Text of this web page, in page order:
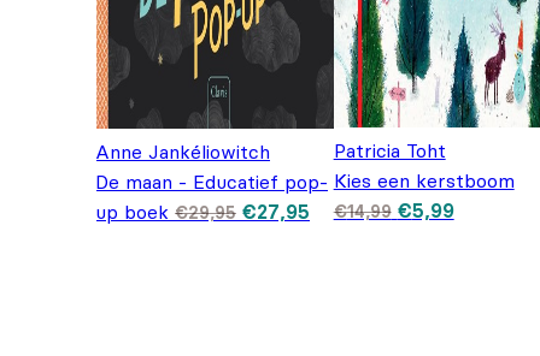
Anne Jankéliowitch
De maan - Educatief pop-
up boek €29,95 Oorspronkelijke
prijs was:
€27,95 Huidige
prijs is:
Patricia Toht
Kies een kerstboom
€14,99 prijs was:
€5,99Huidige
is: €5,99.